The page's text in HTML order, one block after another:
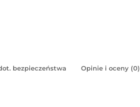
bezpieczeństwa Opinie i oceny (0)